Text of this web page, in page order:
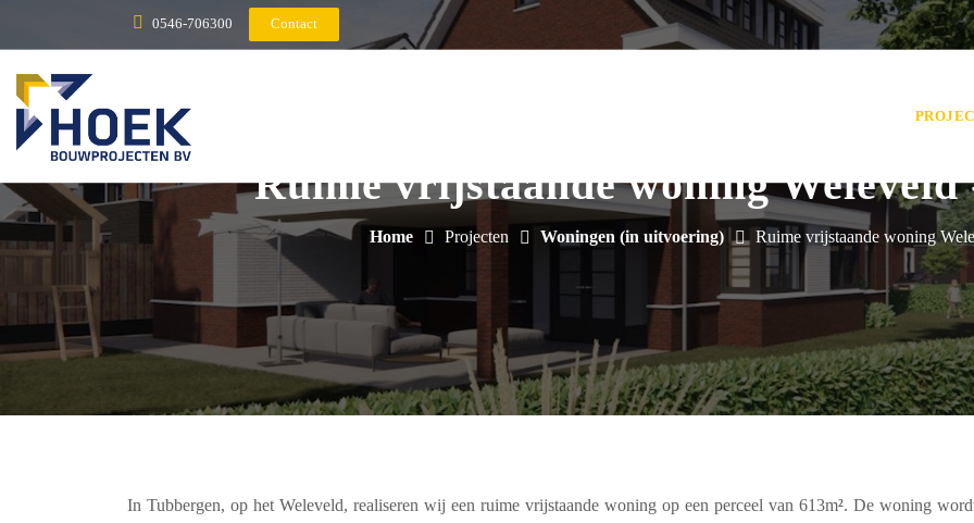
0546-706300 Contact
Ruime vrijstaande woning Weleveld
Home Projecten Woningen (in uitvoering) Ruime vrijstaande woning
In Tubbergen, op het Weleveld, realiseren wij een ruime vrijstaande woning op een perceel van 613m². De woning